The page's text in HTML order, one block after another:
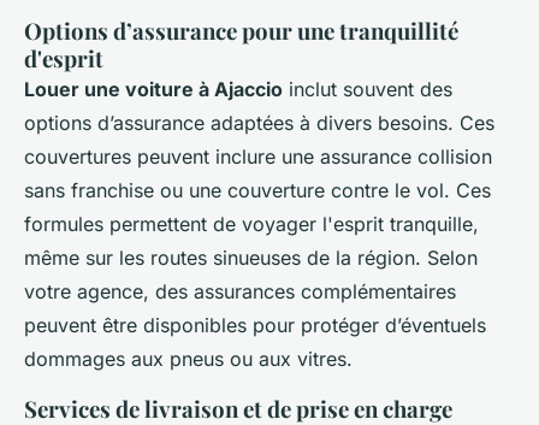
Options d’assurance pour une tranquillité
d'esprit
Louer une voiture à Ajaccio inclut souvent des
options d’assurance adaptées à divers besoins. Ces
couvertures peuvent inclure une assurance collision
sans franchise ou une couverture contre le vol. Ces
formules permettent de voyager l'esprit tranquille,
même sur les routes sinueuses de la région. Selon
votre agence, des assurances complémentaires
peuvent être disponibles pour protéger d’éventuels
dommages aux pneus ou aux vitres.
Services de livraison et de prise en charge